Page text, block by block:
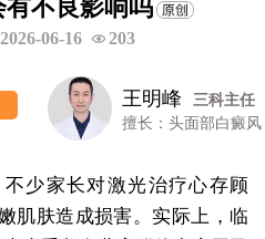
不良影响吗
2026-06-16 203
疗
咨询她
少家长对激光治疗心存顾
肌肤造成损害。实际上，临